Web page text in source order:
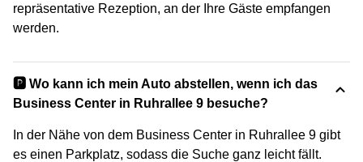
repräsentative Rezeption, an der Ihre Gäste empfangen
werden.
🅿️ Wo kann ich mein Auto abstellen, wenn ich das
Business Center in Ruhrallee 9 besuche?
In der Nähe von dem Business Center in Ruhrallee 9 gibt
es einen Parkplatz, sodass die Suche ganz leicht fällt.